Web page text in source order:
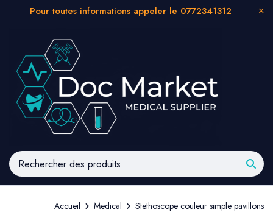
Pour toutes informations appeler le 0772341312
Accueil Medical Stethoscope couleur simple pavillons